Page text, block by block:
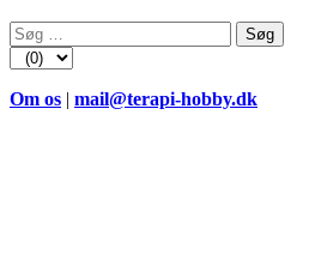
Søg
efter:
Om os | mail@terapi-hobby.dk